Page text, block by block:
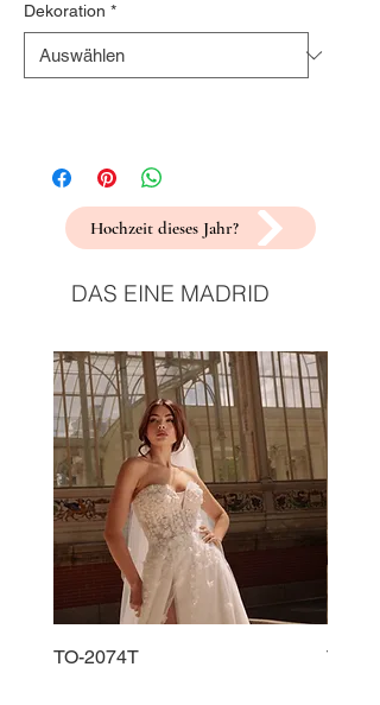
Dekoration *
Hochzeit dieses Jahr?
DAS EINE MADRID
TO-2074T TO-